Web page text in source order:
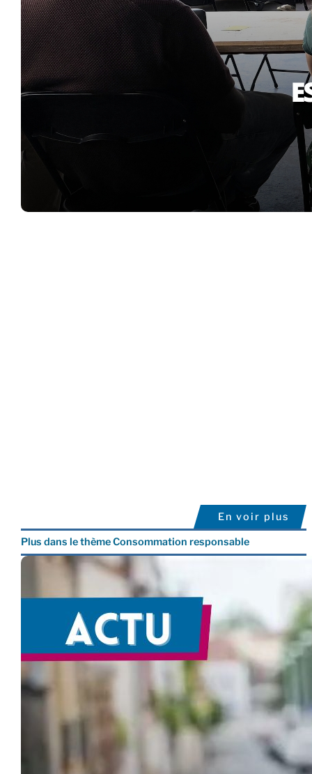
En voir plus
Plus dans le thème Consommation responsable